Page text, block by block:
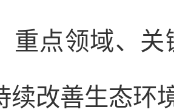
重点领域、
续改善生态环